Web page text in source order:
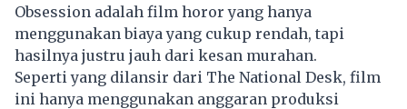
Obsession adalah film horor yang hanya
menggunakan biaya yang cukup rendah, tapi
hasilnya justru jauh dari kesan murahan.
Seperti yang dilansir dari The National Desk, film
ini hanya menggunakan anggaran produksi